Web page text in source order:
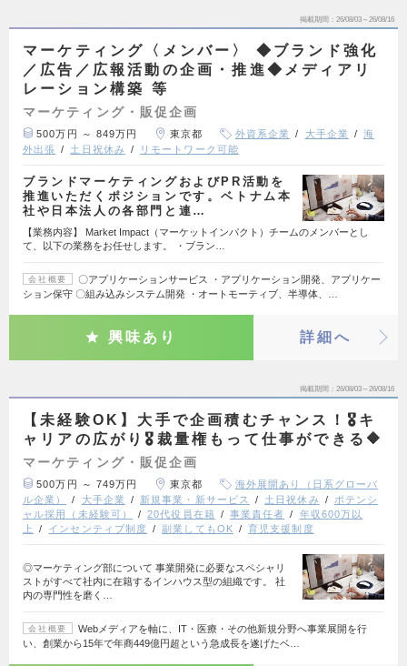
掲載期間 26/08/03～26/08/16
マーケティング〈メンバー〉 ◆ブランド強化
／広告／広報活動の企画・推進◆メディアリ
レーション構築 等
マーケティング・販促企画
500万円 ～ 849万円 東京都 外資系企業 大手企業
海
外出張
土日祝休み リモートワーク可能
ブランドマーケティングおよびPR活動を
推進いただくポジションです。ベトナム本
社や日本法人の各部門と連…
【業務内容】 Market Impact（マーケットインパクト）チームのメンバーとし
て、以下の業務をお任せします。 ・ブラン…
会社概要
〇アプリケーションサービス ・アプリケーション開発、アプリケー
ション保守 〇組み込みシステム開発 ・オートモーティブ、半導体、…
興味あり 詳細へ
掲載期間 26/08/03～26/08/16
【未経験OK】大手で企画積むチャンス！🎖️キ
ャリアの広がり🎖️裁量権もって仕事ができる🔶
マーケティング・販促企画
500万円 ～ 749万円 東京都
海外展開あり（日系グローバ
ル企業）
大手企業 新規事業・新サービス 土日祝休み
ポテンシ
ャル採用（未経験可）
20代役員在籍 事業責任者
年収600万以
上
インセンティブ制度 副業してもOK 育児支援制度
◎マーケティング部について 事業開発に必要なスペシャリ
ストがすべて社内に在籍するインハウス型の組織です。 社
内の専門性を磨く…
会社概要
Webメディアを軸に、IT・医療・その他新規分野へ事業展開を行
い、創業から15年で年商449億円超という急成長を遂げたベ…